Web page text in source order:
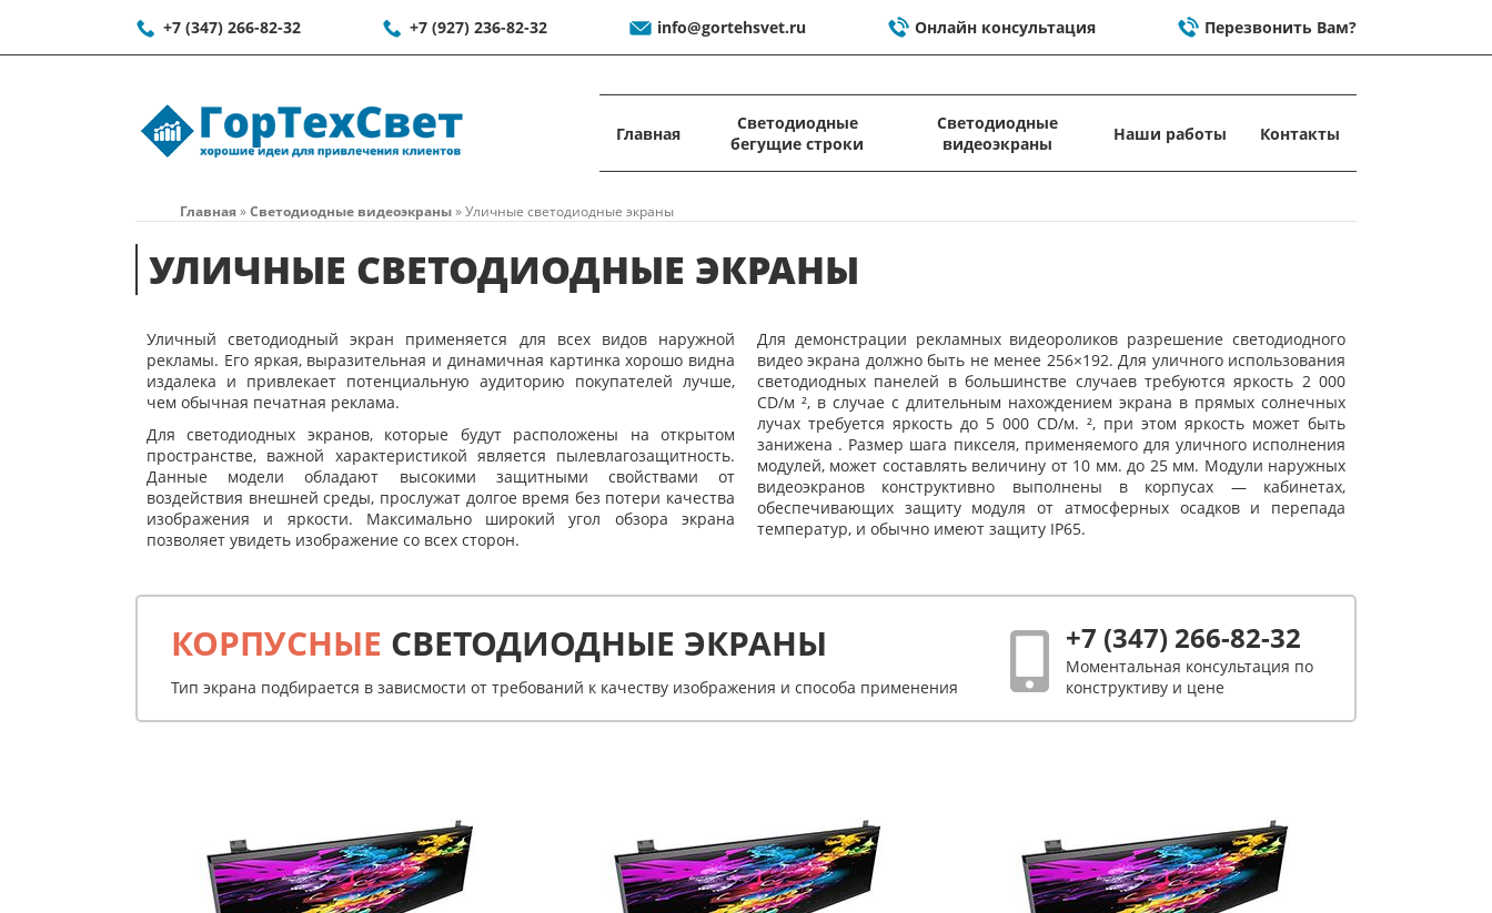
+7 (347) 266-82-32 +7 (927) 236-82-32 info@gortehsvet.ru Онлайн консультация Перезвонить Вам?
Главная
Светодиодные
бегущие строки
Светодиодные
видеоэкраны
Наши работы Контакты
Главная»Светодиодные видеоэкраны»Уличные светодиодные экраны
УЛИЧНЫЕ СВЕТОДИОДНЫЕ ЭКРАНЫ
Уличный светодиодный экран применяется для всех видов наружной
рекламы. Его яркая, выразительная и динамичная картинка хорошо видна
издалека и привлекает потенциальную аудиторию покупателей лучше,
чем обычная печатная реклама.
Для светодиодных экранов, которые будут расположены на открытом
пространстве, важной характеристикой является пылевлагозащитность.
Данные модели обладают высокими защитными свойствами от
воздействия внешней среды, прослужат долгое время без потери качества
изображения и яркости. Максимально широкий угол обзора экрана
позволяет увидеть изображение со всех сторон.
Для демонстрации рекламных видеороликов разрешение светодиодного
видео экрана должно быть не менее 256×192. Для уличного использования
светодиодных панелей в большинстве случаев требуются яркость 2 000
CD/м ², в случае с длительным нахождением экрана в прямых солнечных
лучах требуется яркость до 5 000 CD/м. ², при этом яркость может быть
занижена . Размер шага пикселя, применяемого для уличного исполнения
модулей, может составлять величину от 10 мм. до 25 мм. Модули наружных
видеоэкранов конструктивно выполнены в корпусах — кабинетах,
обеспечивающих защиту модуля от атмосферных осадков и перепада
температур, и обычно имеют защиту IP65.
КОРПУСНЫЕ СВЕТОДИОДНЫЕ ЭКРАНЫ
Тип экрана подбирается в зависмости от требований к качеству изображения и способа применения
+7 (347) 266-82-32
Моментальная консультация по
конструктиву и цене